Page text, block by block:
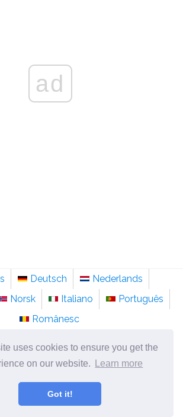
uses cookies to ensure you get the
on our website.
Learn more
Got it!
ad
Deutsch
Nederlands
Norsk Italiano
Português
Românesc
sainte-anastasie.org
philosophie et réflexion sur la vie.